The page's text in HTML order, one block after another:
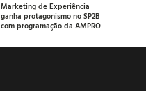
Marketing de Experiência
ganha protagonismo no SP2B
com programação da AMPRO